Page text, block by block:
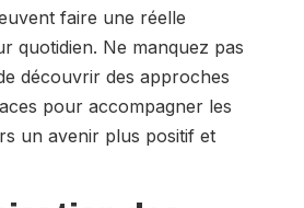
faire une réelle
quotidien. Ne manquez pas
découvrir des approches
pour accompagner les
un avenir plus positif et